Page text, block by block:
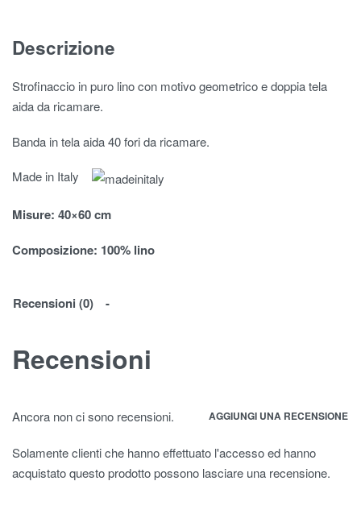
Descrizione
Strofinaccio in puro lino con motivo geometrico e doppia tela
aida da ricamare.
Banda in tela aida 40 fori da ricamare.
Made in Italy
Misure: 40×60 cm
Composizione: 100% lino
Recensioni (0)
Recensioni
Ancora non ci sono recensioni. AGGIUNGI UNA RECENSIONE
Solamente clienti che hanno effettuato l'accesso ed hanno
acquistato questo prodotto possono lasciare una recensione.